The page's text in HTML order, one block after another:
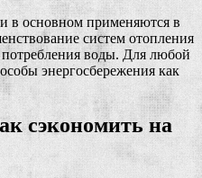
в основном применяются в
систем отопления
воды. Для любой
энергосбережения как
сэкономить на